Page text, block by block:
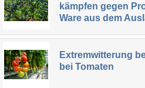
kämpfen gegen
Ware aus dem
Extremwitterung
bei Tomaten